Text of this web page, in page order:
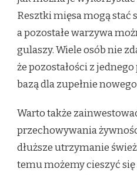
Resztki mięsa mogą stać
a pozostałe warzywa
gulaszy. Wiele osób nie
że pozostałości z
bazą dla zupełnie
Warto także
przechowywania
dłuższe utrzymanie
temu możemy cieszyć